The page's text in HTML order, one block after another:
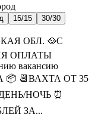
15/15 30/30
ОБЛ. 🥘С
ОПЛАТЫ
вакансию
📆ВАХТА ОТ 35
НОЧЬ ⏰
ЗА...